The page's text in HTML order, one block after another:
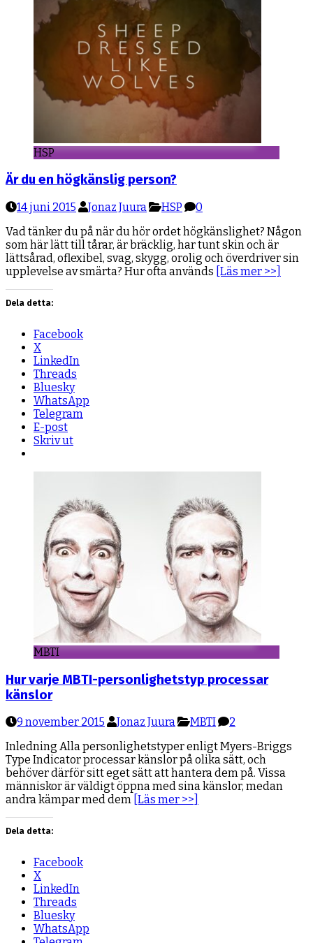
HSP
Är du en högkänslig person?
14 juni 2015 Jonaz Juura HSP
0
Vad tänker du på när du hör ordet högkänslighet? Någon
som här lätt till tårar, är bräcklig, har tunt skin och är
lättsårad, oflexibel, svag, skygg, orolig och överdriver sin
upplevelse av smärta? Hur ofta används [Läs mer >>]
Dela detta:
Facebook
X
LinkedIn
Threads
Bluesky
WhatsApp
Telegram
E-post
Skriv ut
MBTI
Hur varje MBTI-personlighetstyp processar
känslor
9 november 2015 Jonaz Juura MBTI
2
Inledning Alla personlighetstyper enligt Myers-Briggs
Type Indicator processar känslor på olika sätt, och
behöver därför sitt eget sätt att hantera dem på. Vissa
människor är väldigt öppna med sina känslor, medan
andra kämpar med dem [Läs mer >>]
Dela detta:
Facebook
X
LinkedIn
Threads
Bluesky
WhatsApp